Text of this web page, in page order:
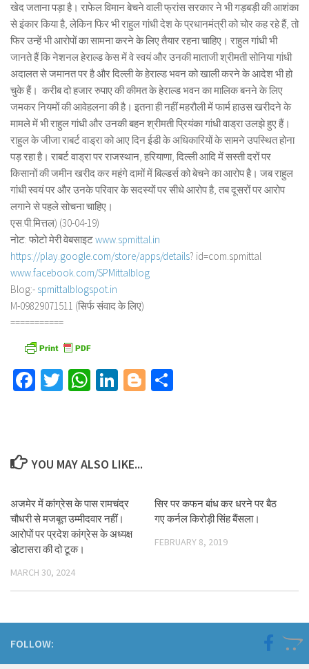
खेद जताना पड़ा है। राफेल विमान बेचने वाली फ्रांस सरकार ने भी गड़बड़ी की आशंका
से इंकार किया है, लेकिन फिर भी राहुल गांधी देश के प्रधानमंत्री को चोर कह रहे हैं, तो
फिर उन्हें भी आरोपों का सामना करने के लिए तैयार रहना चाहिए। राहुल गांधी भी
जानते हैं कि नेशनल हेराल्ड केस में वे स्वयं और उनकी माताजी श्रीमती सोनिया गांधी
अदालत से जमानत पर है और दिल्ली के हेराल्ड भवन को खाली करने के आदेश भी हो
चुके हैं। करीब दो हजार रुपाए की कीमत के हेराल्ड भवन का मालिक बनने के लिए
जमकर नियमों की आवेहलना की है। इतना ही नहीं महरौली में फार्म हाउस खरीदने के
मामले में भी राहुल गांधी और उनकी बहन श्रीमती प्रियंका गांधी वाड्रा उलझे हुए हैं।
राहुल के जीजा राबर्ट वाड्रा को आए दिन ईडी के अधिकारियों के सामने उपस्थित होना
पड़ रहा है। राबर्ट वाड्रा पर राजस्थान, हरियाणा, दिल्ली आदि में सस्ती दरों पर
किसानों की जमीन खरीद कर महंगे दामों में बिल्डर्स को बेचने का आरोप है। जब राहुल
गांधी स्वयं पर और उनके परिवार के सदस्यों पर सीधे आरोप है, तब दूसरों पर आरोप
लगाने से पहले सोचना चाहिए।
एस.पी.मित्तल) (30-04-19)
नोट: फोटो मेरी वेबसाइटwww.spmittal.in
https://play.google.com/store/apps/details? id=com.spmittal
www.facebook.com/SPMittalblog
Blog:- spmittalblogspot.in
M-09829071511 (सिर्फ संवाद के लिए)
===========
Facebook
TwitterWhatsApp
LinkedIn
Blogger
YOU MAY ALSO LIKE...
अजमेर में कांग्रेस के पास रामचंद्र
चौधरी से मजबूत उम्मीदवार नहीं।
आरोपों पर प्रदेश कांग्रेस के अध्यक्ष
डोटासरा की दो टूक।
MARCH 30, 2024
सिर पर कफन बांध कर धरने पर बैठ
गए कर्नल किरोड़ी सिंह बैंसला।
FEBRUARY 8, 2019
FOLLOW: